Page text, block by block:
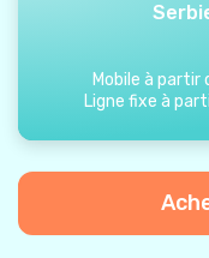
Mobile à partir
Ligne fixe à